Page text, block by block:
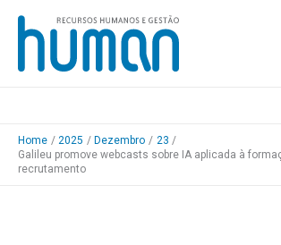
Skip
content
Home 2025 Dezembro
23
Galileu promove webcasts sobre IA aplicada à
recrutamento